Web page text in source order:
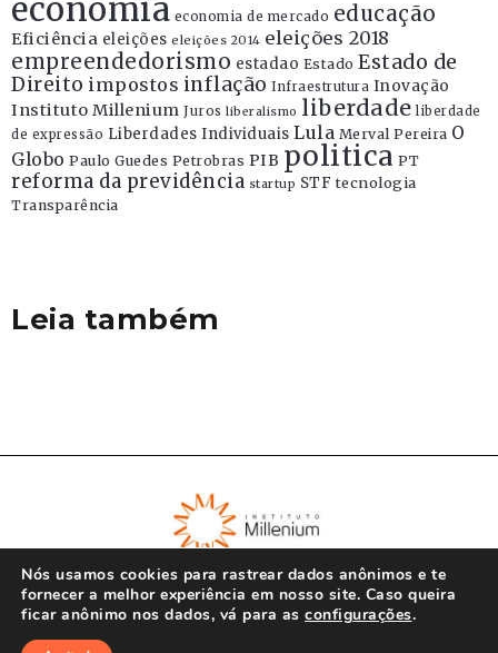
economia economia de mercado educação
Eficiência eleições eleições 2014 eleições 2018
empreendedorismo estadao Estado Estado de
Direito impostos inflação Infraestrutura Inovação
Instituto Millenium Juros liberalismo liberdade liberdade
de expressão Liberdades Individuais Lula Merval Pereira O
Globo Paulo Guedes Petrobras PIB politica PT
reforma da previdência startup STF tecnologia
Transparência
Leia também
Nós usamos cookies para rastrear dados anônimos e te
fornecer a melhor experiência em nosso site. Caso queira
ficar anônimo nos dados, vá para as configurações.